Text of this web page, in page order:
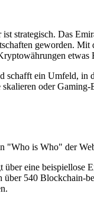
strategisch. Das
geworden.
ein Umfeld,
oder
is Who" der
über eine beispiellose
540